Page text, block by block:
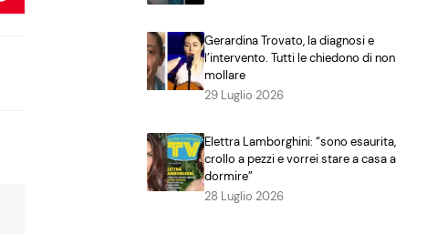
Gerardina Trovato, la diagnosi e
l’intervento. Tutti le chiedono di non
mollare
29 Luglio 2026
Elettra Lamborghini: “sono esaurita,
crollo a pezzi e vorrei stare a casa a
dormire”
28 Luglio 2026